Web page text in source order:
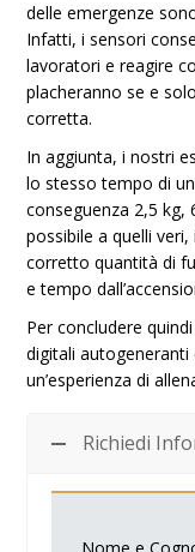
delle emergenze
Infatti, i sensori
lavoratori e reagire
placheranno se e
corretta.
In aggiunta, i nostri
lo stesso tempo di
conseguenza 2,5 kg,
possibile a quelli
corretto quantità di
e tempo
Per concludere
digitali
un’esperienza di
Richiedi